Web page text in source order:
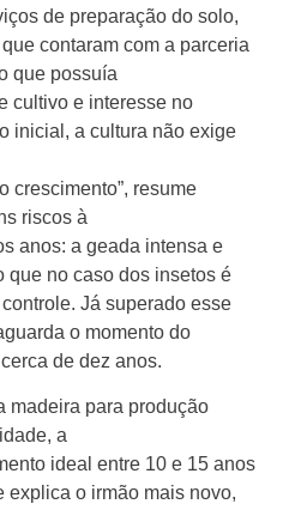
de preparação do solo,
contaram com a parceria
que possuía
cultivo e interesse no
inicial, a cultura não exige
crescimento”, resume
riscos à
anos: a geada intensa e
que no caso dos insetos é
Já superado esse
o momento do
de dez anos.
madeira para produção
a
ideal entre 10 e 15 anos
explica o irmão mais novo,